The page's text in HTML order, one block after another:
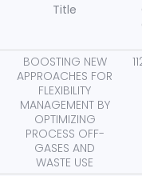
Title
BOOSTING NEW
APPROACHES FOR
FLEXIBILITY
MANAGEMENT BY
OPTIMIZING
PROCESS OFF-
GASES AND
WASTE USE